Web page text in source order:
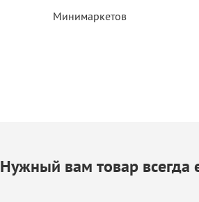
Минимаркетов
Нужный вам товар всегда